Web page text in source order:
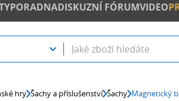
PORADNADISKUZNÍ FÓRUMVIDEO
hry Šachy a příslušenství Šachy Magnetický